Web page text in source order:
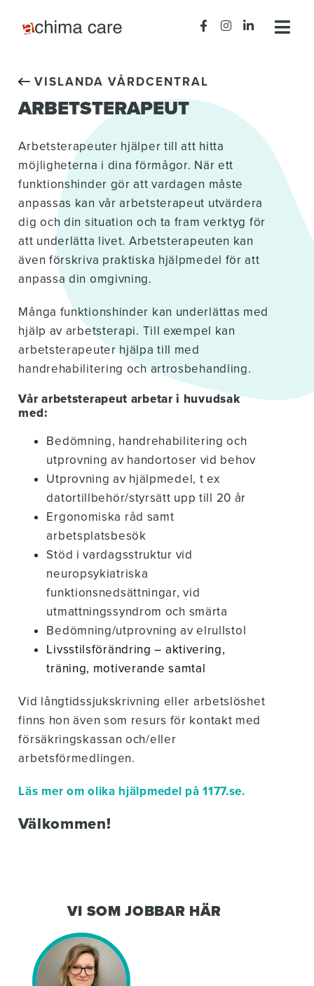
VISLANDA VÅRDCENTRAL
ARBETSTERAPEUT
Arbetsterapeuter hjälper till att hitta
möjligheterna i dina förmågor. När ett
funktionshinder gör att vardagen måste
anpassas kan vår arbetsterapeut utvärdera
dig och din situation och ta fram verktyg för
att underlätta livet. Arbetsterapeuten kan
även förskriva praktiska hjälpmedel för att
anpassa din omgivning.
Många funktionshinder kan underlättas med
hjälp av arbetsterapi. Till exempel kan
arbetsterapeuter hjälpa till med
handrehabilitering och artrosbehandling.
Vår arbetsterapeut arbetar i huvudsak
med:
Bedömning, handrehabilitering och
utprovning av handortoser vid behov
Utprovning av hjälpmedel, t ex
datortillbehör/styrsätt upp till 20 år
Ergonomiska råd samt
arbetsplatsbesök
Stöd i vardagsstruktur vid
neuropsykiatriska
funktionsnedsättningar, vid
utmattningssyndrom och smärta
Bedömning/utprovning av elrullstol
Livsstilsförändring – aktivering,
träning, motiverande samtal
Vid långtidssjukskrivning eller arbetslöshet
finns hon även som resurs för kontakt med
försäkringskassan och/eller
arbetsförmedlingen.
Läs mer om olika hjälpmedel på 1177.se.
Välkommen!
VI SOM JOBBAR HÄR